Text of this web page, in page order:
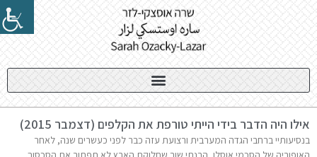
אילו היה הדבר בידי הייתי טורפת את הקלפים (דצמבר 2015)
בנסיעותיי ברחבי הגדה המערבית ורצועת עזה כבר לפני כעשרים שנה, לאחר